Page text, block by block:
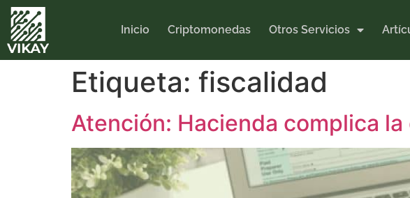
Inicio Criptomonedas Otros Servicios
Etiqueta: fiscalidad
Atención: Hacienda complica